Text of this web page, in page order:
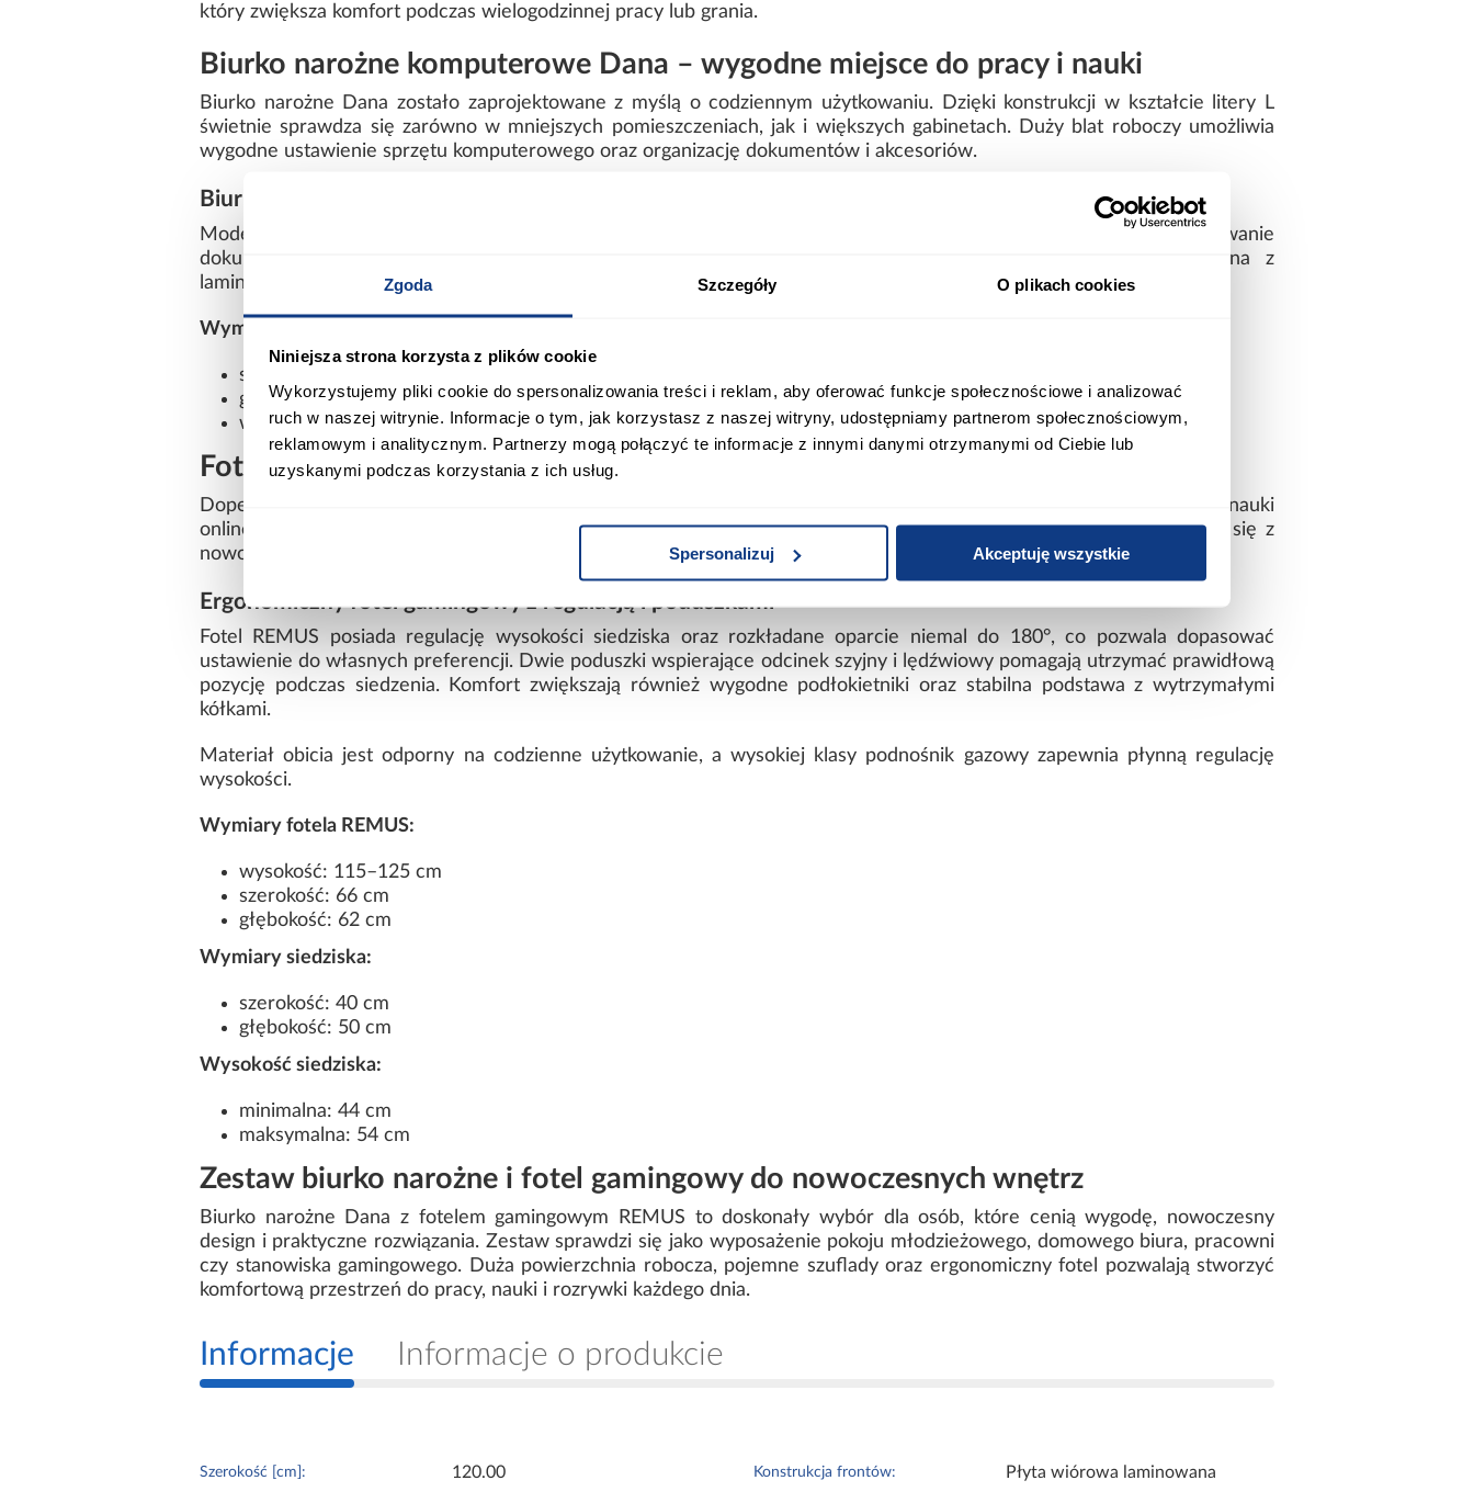
Zgoda Szczegóły O plikach cookies
Niniejsza strona korzysta z plików cookie
Wykorzystujemy pliki cookie do spersonalizowania treści i reklam, aby oferować funkcje społecznościowe i analizować
ruch w naszej witrynie. Informacje o tym, jak korzystasz z naszej witryny, udostępniamy partnerom społecznościowym,
reklamowym i analitycznym. Partnerzy mogą połączyć te informacje z innymi danymi otrzymanymi od Ciebie lub
uzyskanymi podczas korzystania z ich usług.
Spersonalizuj Akceptuję wszystkie
który zwiększa komfort podczas wielogodzinnej pracy lub grania.
Biurko narożne komputerowe Dana – wygodne miejsce do pracy i nauki
Biurko narożne Dana zostało zaprojektowane z myślą o codziennym użytkowaniu. Dzięki konstrukcji w kształcie litery L
świetnie sprawdza się zarówno w mniejszych pomieszczeniach, jak i większych gabinetach. Duży blat roboczy umożliwia
wygodne ustawienie sprzętu komputerowego oraz organizację dokumentów i akcesoriów.
Biurko narożne z szufladami – więcej miejsca na przechowywanie
Model Dana wyposażono w trzy pojemne szuflady na prowadnicach rolkowych, które ułatwiają przechowywanie
dokumentów, zeszytów, akcesoriów komputerowych czy przyborów biurowych. Stabilna konstrukcja wykonana z
laminowanej płyty wiórowej o grubości 16 mm zapewnia trwałość i odporność na codzienne użytkowanie.
Wymiary biurka Dana:
szerokość: 120 cm
głębokość: 50 cm
wysokość: 76 cm
Fotel gamingowy REMUS – ergonomiczny fotel do komputera
Dopełnieniem zestawu jest nowoczesny fotel gamingowy REMUS, który zapewnia wygodę podczas pracy zdalnej, nauki
online oraz wielogodzinnych rozgrywek. Dynamiczny design inspirowany fotelami dla graczy doskonale komponuje się z
nowoczesnym biurkiem narożnym.
Ergonomiczny fotel gamingowy z regulacją i poduszkami
Fotel REMUS posiada regulację wysokości siedziska oraz rozkładane oparcie niemal do 180°, co pozwala dopasować
ustawienie do własnych preferencji. Dwie poduszki wspierające odcinek szyjny i lędźwiowy pomagają utrzymać prawidłową
pozycję podczas siedzenia. Komfort zwiększają również wygodne podłokietniki oraz stabilna podstawa z wytrzymałymi
kółkami.
Materiał obicia jest odporny na codzienne użytkowanie, a wysokiej klasy podnośnik gazowy zapewnia płynną regulację
wysokości.
Wymiary fotela REMUS:
wysokość: 115–125 cm
szerokość: 66 cm
głębokość: 62 cm
Wymiary siedziska:
szerokość: 40 cm
głębokość: 50 cm
Wysokość siedziska:
minimalna: 44 cm
maksymalna: 54 cm
Zestaw biurko narożne i fotel gamingowy do nowoczesnych wnętrz
Biurko narożne Dana z fotelem gamingowym REMUS to doskonały wybór dla osób, które cenią wygodę, nowoczesny
design i praktyczne rozwiązania. Zestaw sprawdzi się jako wyposażenie pokoju młodzieżowego, domowego biura, pracowni
czy stanowiska gamingowego. Duża powierzchnia robocza, pojemne szuflady oraz ergonomiczny fotel pozwalają stworzyć
komfortową przestrzeń do pracy, nauki i rozrywki każdego dnia.
Informacje Informacje o produkcie
Szerokość [cm]: 120.00 Konstrukcja frontów: Płyta wiórowa laminowana